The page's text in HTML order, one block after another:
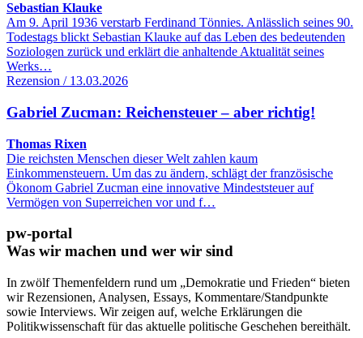
Sebastian Klauke
Am 9. April 1936 verstarb Ferdinand Tönnies. Anlässlich seines 90.
Todestags blickt Sebastian Klauke auf das Leben des bedeutenden
Soziologen zurück und erklärt die anhaltende Aktualität seines
Werks…
Rezension / 13.03.2026
Gabriel Zucman: Reichensteuer – aber richtig!
Thomas Rixen
Die reichsten Menschen dieser Welt zahlen kaum
Einkommensteuern. Um das zu ändern, schlägt der französische
Ökonom Gabriel Zucman eine innovative Mindeststeuer auf
Vermögen von Superreichen vor und f…
pw-portal
Was wir machen und wer wir sind
In zwölf Themenfeldern rund um „Demokratie und Frieden“ bieten
wir Rezensionen, Analysen, Essays, Kommentare/Standpunkte
sowie Interviews. Wir zeigen auf, welche Erklärungen die
Politikwissenschaft für das aktuelle politische Geschehen bereithält.